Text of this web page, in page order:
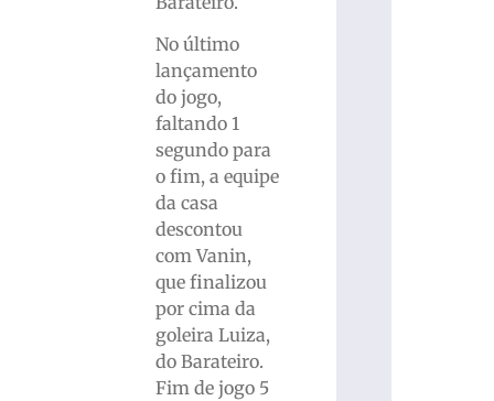
No último
lançamento
do jogo,
faltando 1
segundo para
o fim, a equipe
da casa
descontou
com Vanin,
que finalizou
por cima da
goleira Luiza,
do Barateiro.
Fim de jogo 5